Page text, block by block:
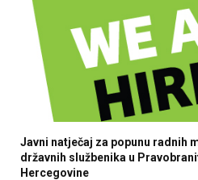
Javni natječaj za popunu radnih
državnih službenika u
Hercegovine